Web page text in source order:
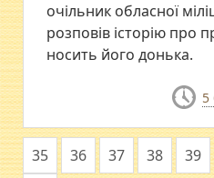
очільник обласної
розповів історію про
носить його донька.
5
35 36 37 38 39